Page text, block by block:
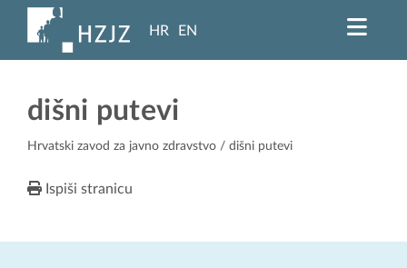
HR EN
dišni putevi
Hrvatski zavod za javno zdravstvo / dišni putevi
Ispiši stranicu